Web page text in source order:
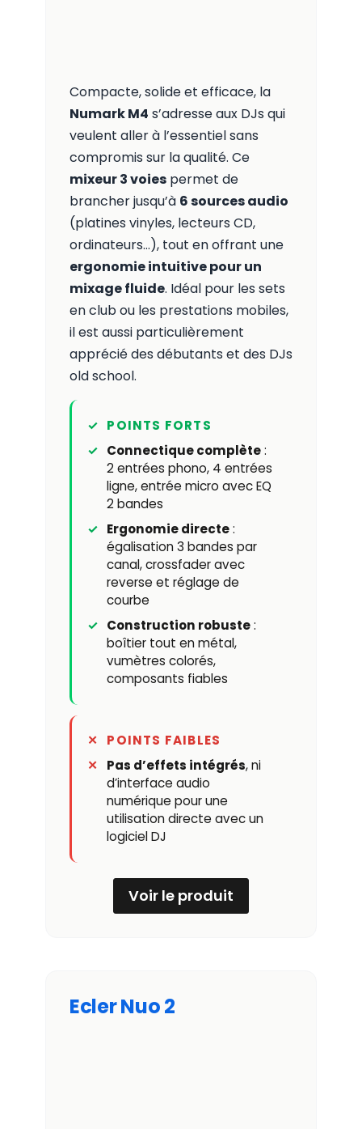
Compacte, solide et efficace, la
Numark M4 s’adresse aux DJs qui
veulent aller à l’essentiel sans
compromis sur la qualité. Ce
mixeur 3 voiespermet de
brancher jusqu’à 6 sources audio
(platines vinyles, lecteurs CD,
ordinateurs…), tout en offrant une
ergonomie intuitive pour un
mixage fluide. Idéal pour les sets
en club ou les prestations mobiles,
il est aussi particulièrement
apprécié des débutants et des DJs
old school.
POINTS FORTS
Connectique complète:
2 entrées phono, 4 entrées
ligne, entrée micro avec EQ
2 bandes
Ergonomie directe:
égalisation 3 bandes par
canal, crossfader avec
reverse et réglage de
courbe
Construction robuste:
boîtier tout en métal,
vumètres colorés,
composants fiables
POINTS FAIBLES
Pas d’effets intégrés, ni
d’interface audio
numérique pour une
utilisation directe avec un
logiciel DJ
Voir le produit
Ecler Nuo 2